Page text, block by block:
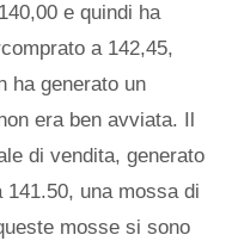
e quindi ha
a 142,45,
ha generato un
era ben avviata. Il
di vendita, generato
una mossa di
mosse si sono